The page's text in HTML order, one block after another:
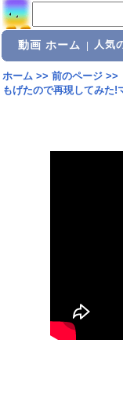
動画 ホーム 人気
ホーム>> 前のページ>>
もげたので再現してみた!